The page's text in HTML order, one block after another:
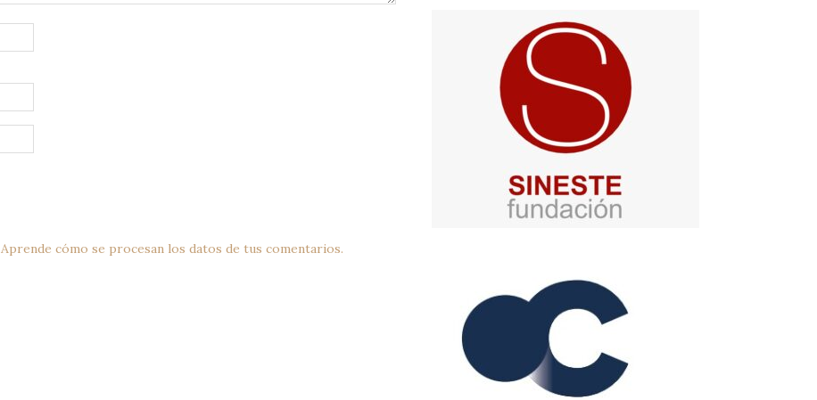
Aprende cómo se procesan los datos de tus comentarios.